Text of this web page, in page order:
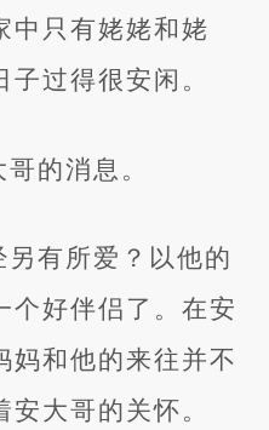
中只有姥姥和姥
过得很安闲。
的消息。
有所爱？以他的
个好伴侣了。在安
妈和他的来往并不
大哥的关怀。